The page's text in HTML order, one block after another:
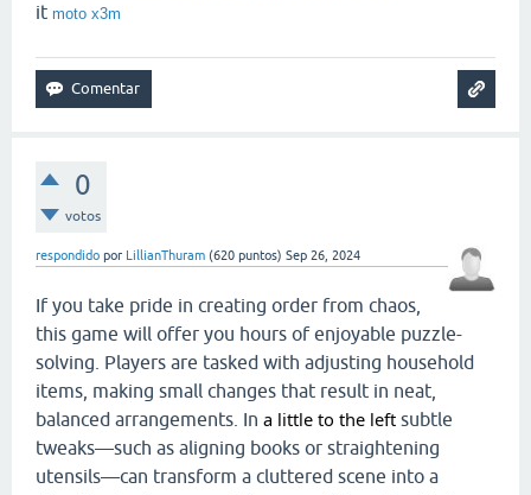
it moto x3m
0
votos
respondido por LillianThuram (620 puntos) Sep 26, 2024
If you take pride in creating order from chaos,
this game will offer you hours of enjoyable puzzle-
solving. Players are tasked with adjusting household
items, making small changes that result in neat,
balanced arrangements. In a little to the left subtle
tweaks—such as aligning books or straightening
utensils—can transform a cluttered scene into a